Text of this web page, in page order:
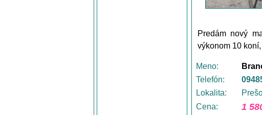
Predám nový
výkonom 10
Meno:
Telefón:
Lokalita:
Cena:
1